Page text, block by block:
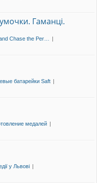
Гаманці.
Chase the Per…
батарейки Saft
медалей
у Львові